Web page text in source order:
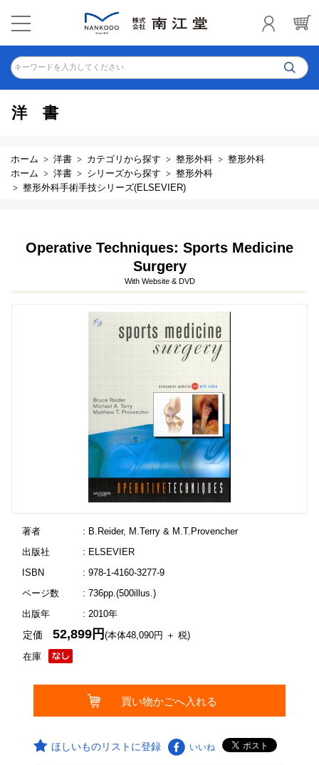
キーワードを入力してください
洋書
ホーム 洋書 カテゴリから探す 整形外科
整形外科
ホーム
洋書 シリーズから探す
整形外科
整形外科手術手技シリーズ(ELSEVIER)
Operative Techniques: Sports Medicine
Surgery
With Website & DVD
著者
: B.Reider, M.Terry & M.T.Provencher
出版社
: ELSEVIER
ISBN
: 978-1-4160-3277-9
ページ数
: 736pp.(500illus.)
出版年
: 2010年
在庫
定価52,899円(本体48,090円 ＋ 税)
ほしいものリストに登録 いいね